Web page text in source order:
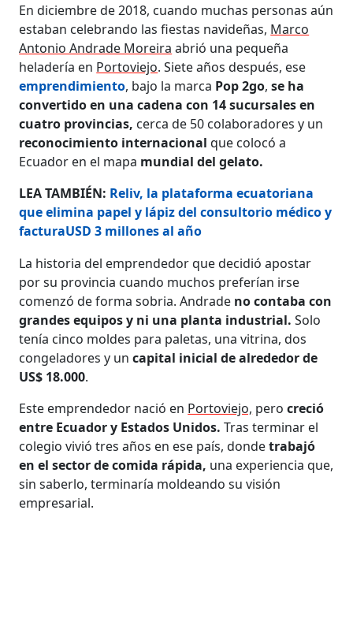
En diciembre de 2018, cuando muchas personas aún
estaban celebrando las fiestas navideñas, Marco
Antonio Andrade Moreira abrió una pequeña
heladería en Portoviejo. Siete años después, ese
emprendimiento, bajo la marca Pop 2go,se ha
convertido en una cadena con 14 sucursales en
cuatro provincias, cerca de 50 colaboradores y un
reconocimiento internacionalque colocó a
Ecuador en el mapa mundial del gelato.
LEA TAMBIÉN: Reliv, la plataforma ecuatoriana
que elimina papel y lápiz del consultorio médico y
facturaUSD 3 millones al año
La historia del emprendedor que decidió apostar
por su provincia cuando muchos preferían irse
comenzó de forma sobria. Andrade no contaba con
grandes equipos y ni una planta industrial.Solo
tenía cinco moldes para paletas, una vitrina, dos
congeladores y uncapital inicial de alrededor de
US$ 18.000.
Este emprendedor nació en Portoviejo, perocreció
entre Ecuador y Estados Unidos.Tras terminar el
colegio vivió tres años en ese país, dondetrabajó
en el sector de comida rápida, una experiencia que,
sin saberlo, terminaría moldeando su visión
empresarial.